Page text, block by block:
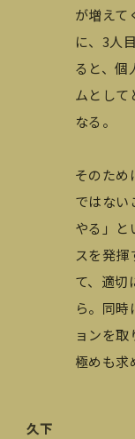
が増えて
に、3人
ると、個
ムとして
なる。
そのため
ではない
やる」と
スを発揮
て、適切
ら。同
ョンを
極めも求
久下